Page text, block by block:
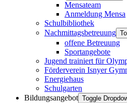
Mensateam
Anmeldung Mensa
Schulbibliothek
Nachmittagsbetreuung
offene Betreuung
Sportangebote
Jugend trainiert für
Förderverein Isnyer
Energiehaus
Schulgarten
Bildungsangebot Toggle